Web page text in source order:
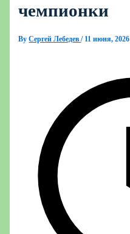
чемпионки
ByСергей Лебедев/ 11 июня, 2026